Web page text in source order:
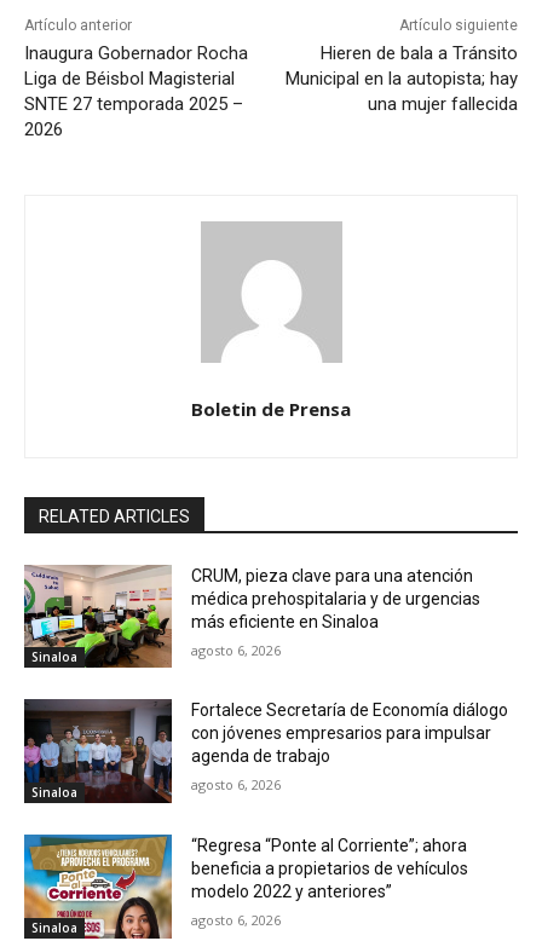
Artículo anterior
Inaugura Gobernador Rocha
Liga de Béisbol Magisterial
SNTE 27 temporada 2025 –
2026
Artículo siguiente
Hieren de bala a Tránsito
Municipal en la autopista; hay
una mujer fallecida
Boletin de Prensa
RELATED ARTICLES
Sinaloa
CRUM, pieza clave para una atención
médica prehospitalaria y de urgencias
más eficiente en Sinaloa
agosto 6, 2026
Sinaloa
Fortalece Secretaría de Economía diálogo
con jóvenes empresarios para impulsar
agenda de trabajo
agosto 6, 2026
Sinaloa
“Regresa “Ponte al Corriente”; ahora
beneficia a propietarios de vehículos
modelo 2022 y anteriores”
agosto 6, 2026